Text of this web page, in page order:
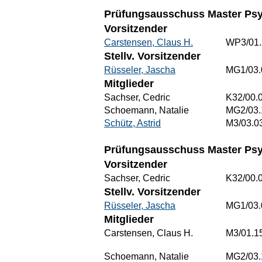
Prüfungsausschuss Master
Vorsitzender
Carstensen, Claus H. WP3/
Stellv. Vorsitzender
Rüsseler, Jascha MG1/
Mitglieder
Sachser, Cedric
K32/
Schoemann, Natalie
MG2/
Schütz, Astrid
M3/
Prüfungsausschuss Master
Vorsitzender
Sachser, Cedric K32/
Stellv. Vorsitzender
Rüsseler, Jascha MG1/
Mitglieder
Carstensen, Claus H. M3/
Schoemann, Natalie
MG2/